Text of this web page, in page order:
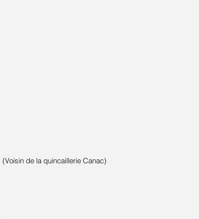
(Voisin de la quincaillerie Canac)